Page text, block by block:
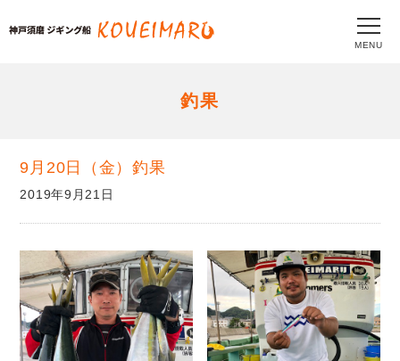
MENU
釣果
9月20日（金）釣果
2019年9月21日